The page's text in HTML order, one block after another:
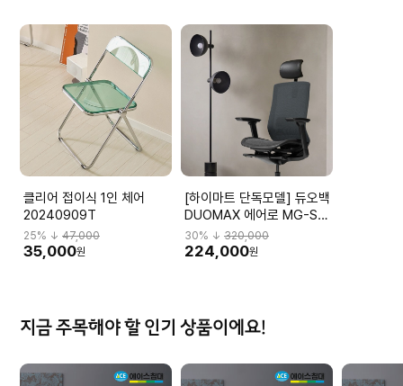
클리어 접이식 1인 체어
20240909T
25% ↓ 47,000
35,000원
[하이마트 단독모델] 듀오백
DUOMAX 에어로 MG-S-
L2 DBBMGHL3NMBN-
M59BK
30% ↓320,000
224,000원
지금 주목해야 할 인기 상품이에요!